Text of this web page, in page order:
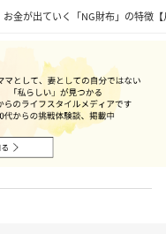
金が出ていく「NG財布」の特徴